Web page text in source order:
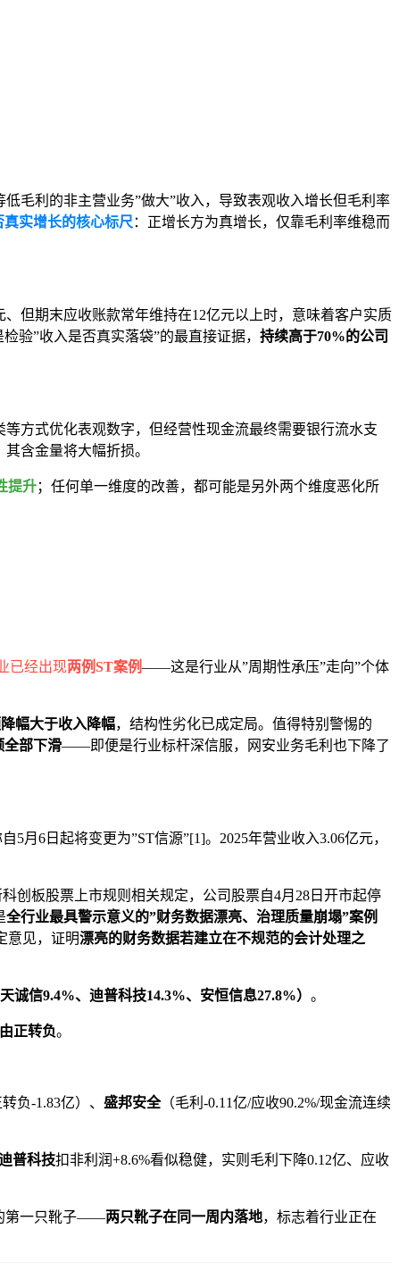
毛利的非主营业务”做大”收入，导致表观收入增长但毛利率
实增长的核心标尺 ：正增长方为真增长，仅靠毛利率维稳而
但期末应收账款常年维持在12亿元以上时，意味着客户实质
验”收入是否真实落袋”的最直接证据， 持续高于70%的公司
方式优化表观数字，但经营性现金流最终需要银行流水支
含金量将大幅折损。
提升；任何单一维度的改善，都可能是另外两个维度恶化所
已经出现两例ST案例——这是行业从”周期性承压”走向”个体
幅大于收入降幅，结构性劣化已成定局。值得特别警惕的
全部下滑——即便是行业标杆深信服，网安业务毛利也下降了
6日起将变更为”ST信源”[1]。2025年营业收入3.06亿元，
创板股票上市规则相关规定，公司股票自4月28日开市起停
全行业最具警示意义的”财务数据漂亮、治理质量崩塌”案例
意见，证明漂亮的财务数据若建立在不规范的会计处理之
诚信9.4%、迪普科技14.3%、安恒信息27.8%） 。
正转负。
负-1.83亿）、 盛邦安全（毛利-0.11亿/应收90.2%/现金流连续
普科技扣非利润+8.6%看似稳健，实则毛利下降0.12亿、应收
第一只靴子——两只靴子在同一周内落地，标志着行业正在